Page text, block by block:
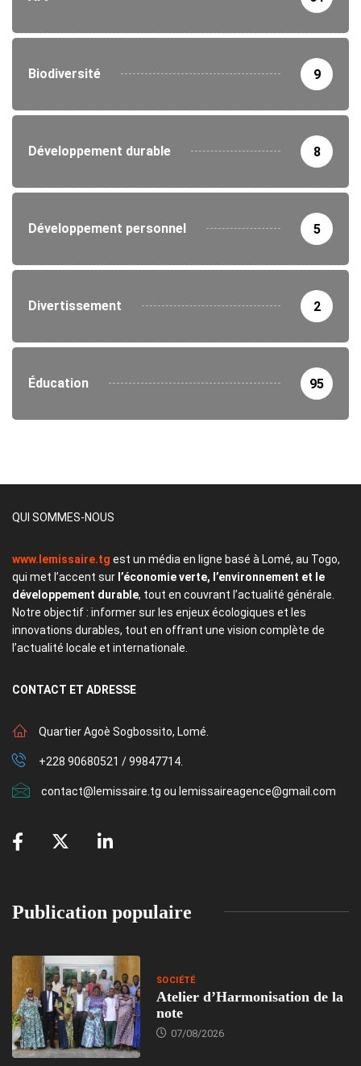
Biodiversité 9
Développement durable 8
Développement personnel 5
Divertissement 2
Éducation 95
QUI SOMMES-NOUS
www.lemissaire.tg est un média en ligne basé à Lomé, au Togo,
qui met l’accent sur l’économie verte, l’environnement et le
développement durable, tout en couvrant l’actualité générale.
Notre objectif : informer sur les enjeux écologiques et les
innovations durables, tout en offrant une vision complète de
l’actualité locale et internationale.
CONTACT ET ADRESSE
Quartier Agoè Sogbossito, Lomé.
+228 90680521 / 99847714.
contact@lemissaire.tg ou lemissaireagence@gmail.com
Publication populaire
SOCIÉTÉ
Atelier d’Harmonisation de la
note
07/08/2026